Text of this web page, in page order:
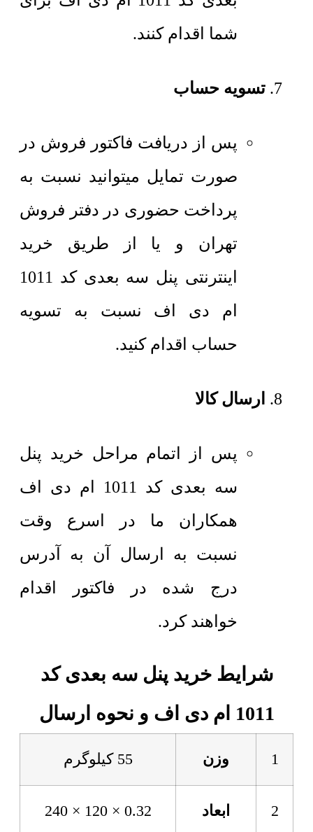
شما اقدام کنند.
تسویه حساب
پس از دریافت فاکتور فروش در
صورت تمایل میتوانید نسبت به
پرداخت حضوری در دفتر فروش
تهران و یا از طریق خرید
اینترنتی پنل سه بعدی کد 1011
ام دی اف نسبت به تسویه
حساب اقدام کنید.
ارسال کالا
پس از اتمام مراحل خرید پنل
سه بعدی کد 1011 ام دی اف
همکاران ما در اسرع وقت
نسبت به ارسال آن به آدرس
درج شده در فاکتور اقدام
خواهند کرد.
شرایط خرید پنل سه بعدی کد
1011 ام دی اف و نحوه ارسال
1 وزن 55 کیلوگرم
2 ابعاد
0.32 × 120 × 240